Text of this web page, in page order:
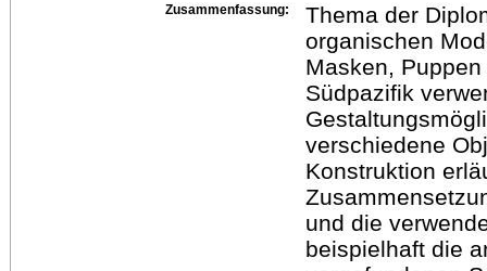
Zusammenfassung:
Thema der
organischen
Masken,
Südpazifik
verschiedene
Konstruktion
und die
beispielhaft die